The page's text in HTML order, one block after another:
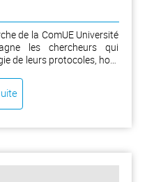
de la ComUE Université
les chercheurs qui
de leurs protocoles, hors